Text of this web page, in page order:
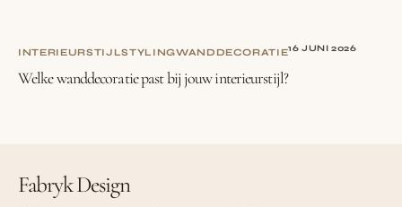
INTERIEURSTIJLSTYLINGWANDDECORATIE16 JUNI 2026
Welke wanddecoratie past bij jouw interieurstijl?
Fabryk Design